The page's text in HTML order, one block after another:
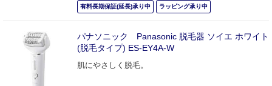
有料長期保証(延長)承り中 ラッピング承り中
パナソニック Panasonic 脱毛器 ソイエ ホワイト
(脱毛タイプ) ES-EY4A-W
肌にやさしく脱毛。